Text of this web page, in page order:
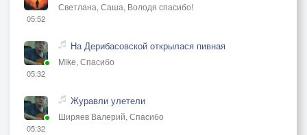
05:52
Светлана, Саша, Володя спасибо!
05:32
На Дерибасовской открылася пивная
Mike, Спасибо
05:32
Журавли улетели
Ширяев Валерий, Спасибо